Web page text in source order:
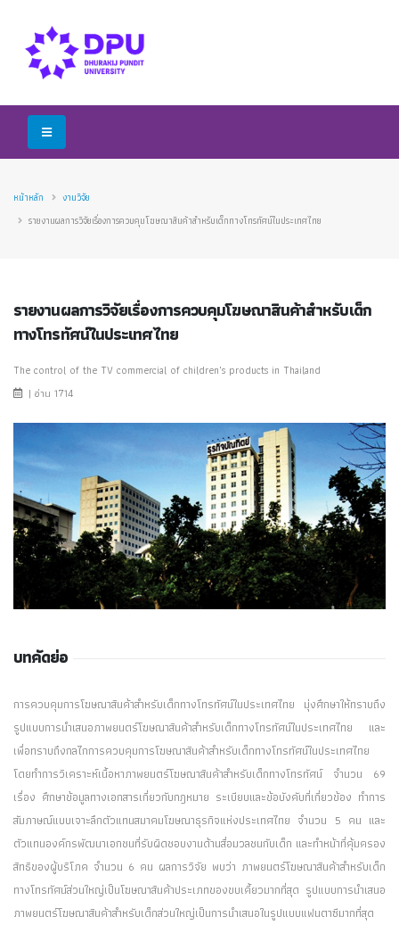
หน้าหลัก
งานวิจัย
รายงานผลการวิจัยเรื่องการควบคุมโฆษณาสินค้าสำหรับเด็กทางโทรทัศน์ในประเทศไทย
รายงานผลการวิจัยเรื่องการควบคุมโฆษณาสินค้าสำหรับเด็ก
ทางโทรทัศน์ในประเทศไทย
The control of the TV commercial of children's products in Thailand
| อ่าน 1714
บทคัดย่อ
การควบคุมการโฆษณาสินค้าสำหรับเด็กทางโทรทัศน์ในประเทศไทย มุ่งศึกษาให้ทราบถึง
รูปแบบการนำเสนอภาพยนตร์โฆษณาสินค้าสำหรับเด็กทางโทรทัศน์ในประเทศไทย และ
เพื่อทราบถึงกลไกการควบคุมการโฆษณาสินค้าสำหรับเด็กทางโทรทัศน์ในประเทศไทย
โดยทำการวิเคราะห์เนื้อหาภาพยนตร์โฆษณาสินค้าสำหรับเด็กทางโทรทัศน์ จำนวน 69
เรื่อง ศึกษาข้อมูลทางเอกสารเกี่ยวกับกฎหมาย ระเบียบและข้อบังคับที่เกี่ยวข้อง ทำการ
สัมภาษณ์แบบเจาะลึกตัวแทนสมาคมโฆษณาธุรกิจแห่งประเทศไทย จำนวน 5 คน และ
ตัวแทนองค์กรพัฒนาเอกชนที่รับผิดชอบงานด้านสื่อมวลชนกับเด็ก และทำหน้าที่คุ้มครอง
สิทธิของผู้บริโภค จำนวน 6 คน ผลการวิจัย พบว่า ภาพยนตร์โฆษณาสินค้าสำหรับเด็ก
ทางโทรทัศน์ส่วนใหญ่เป็นโฆษณาสินค้าประเภทของขบเคี้ยวมากที่สุด รูปแบบการนำเสนอ
ภาพยนตร์โฆษณาสินค้าสำหรับเด็กส่วนใหญ่เป็นการนำเสนอในรูปแบบแฟนตาซีมากที่สุด